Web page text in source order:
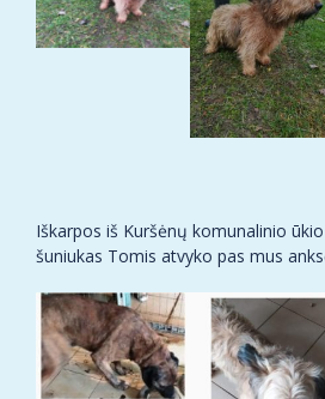
Iškarpos iš Kuršėnų komunalinio
šuniukas Tomis atvyko pas mus